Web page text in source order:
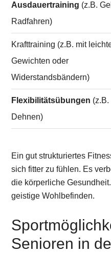
Ausdauertraining (z.B.
Radfahren)
Krafttraining (z.B. mit
Gewichten oder
Widerstandsbändern)
Flexibilitätsübungen (z.B.
Dehnen)
Ein gut strukturiertes
sich fitter zu fühlen. Es
die körperliche
geistige Wohlbefinden.
Senioren in